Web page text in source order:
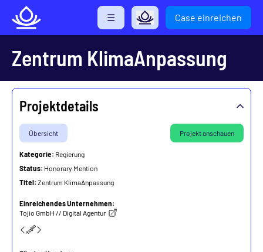
Direkt
zum
Inhalt
☰ Case einreichen
Zentrum KlimaAnpassung
Projektdetails
Übersicht Projekt anschauen
Kategorie: Regierung
Status: Honorary Mention
Titel: Zentrum KlimaAnpassung
Einreichendes Unternehmen:
Tojio GmbH // Digital Agentur